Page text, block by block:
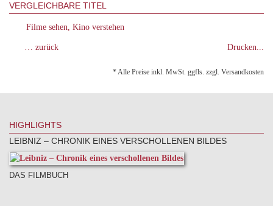
VERGLEICHBARE TITEL
Filme sehen, Kino verstehen
… zurück Drucken...
* Alle Preise inkl. MwSt. ggfls. zzgl. Versandkosten
HIGHLIGHTS
LEIBNIZ – CHRONIK EINES VERSCHOLLENEN BILDES
DAS FILMBUCH